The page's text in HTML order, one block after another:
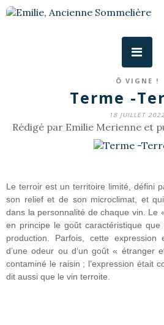
Ô VIGNE !
Terme -
18 JUILLET 2022
Rédigé par Emilie Merienne et
Le terroir est un territoire limité, défini
son relief et de son microclimat, et
dans la personnalité de chaque vin. Le
en principe le goût caractéristique
production. Parfois, cette
d’une odeur ou d’un goût « étranger
contaminé le raisin ; l’expression était
dit aussi que le vin terroite.